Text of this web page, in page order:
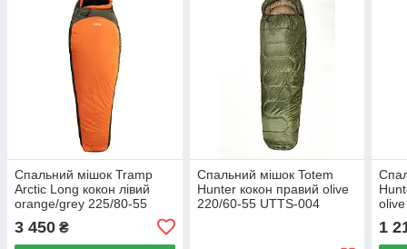
Спальний мішок Tramp
Arctic Long кокон лівий
orange/grey 225/80-55
3 450 ₴
Спальний мішок Totem
Hunter кокон правий olive
220/60-55 UTTS-004
1